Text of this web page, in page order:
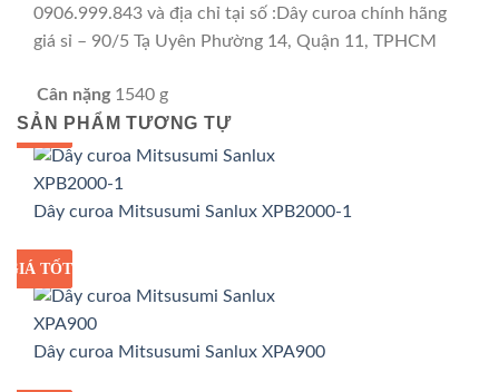
0906.999.843 và địa chỉ tại số :Dây curoa chính hãng
giá sỉ – 90/5 Tạ Uyên Phường 14, Quận 11, TPHCM
Cân nặng 1540 g
SẢN PHẨM TƯƠNG TỰ
GIÁ SỈ
GIÁ TỐT
Dây curoa Mitsusumi Sanlux XPB2000-1
GIÁ SỈ
GIÁ TỐT
Dây curoa Mitsusumi Sanlux XPA900